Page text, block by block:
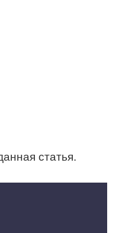
статья.